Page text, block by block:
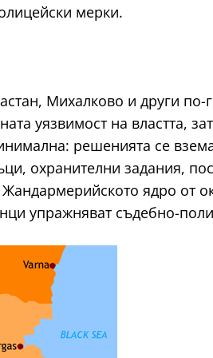
мерки.
Михалково и други
уязвимост на властта,
решенията се
охранителни задания,
ядро от
упражняват съдебно-